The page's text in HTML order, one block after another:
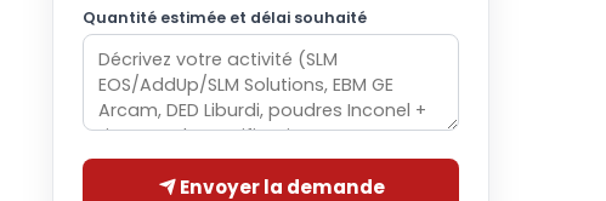
Quantité estimée et délai souhaité
Envoyer la demande